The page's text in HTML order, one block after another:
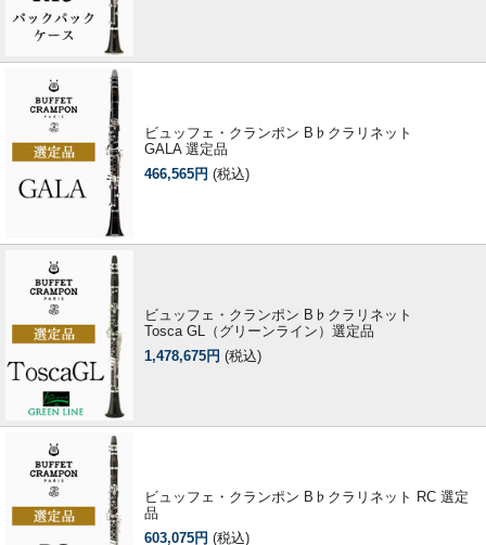
ビュッフェ・クランポン B♭クラリネット
GALA 選定品
466,565円 (税込)
ビュッフェ・クランポン B♭クラリネット
Tosca GL（グリーンライン）選定品
1,478,675円 (税込)
ビュッフェ・クランポン B♭クラリネット RC 選定
品
603,075円 (税込)